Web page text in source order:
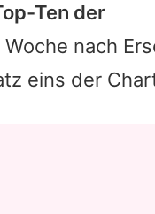
Ten der
nach
eins der